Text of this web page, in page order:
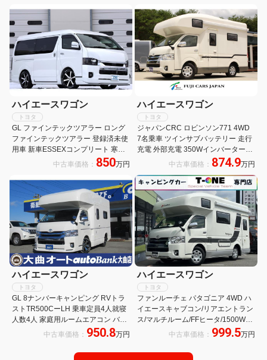
リーン・マルチルーム・フルセグナ
ビ・デジタルミラー
ETC 常時モニター サイドオーニング
地デジチューナー
ハイエースワゴン
トヨタ
GL ファインテックツアラー ロング
ファインテックツアラー 登録済未使
用車 新車ESSEXコンプリート 寒冷
地仕様 パノラミックビュー 両側パワ
スラ パワーバックドア 運助イージー
クローズ ESSEXエアロ 玄武ローダ
ウン
中古車価格： 850万円
ハイエースワゴン
トヨタ
ジャパンCRC ロビンソン771 4WD
7名乗車 ツインサブバッテリー 走行
充電 外部充電 350Wインバーター
FFヒーター 冷蔵庫 TV マックスファ
ン サイドオーニング メモリーナビ
バックカメラ キャンピングカー
中古車価格： 874.9万円
ハイエースワゴン
トヨタ
GL 8ナンバーキャンピング RVトラ
ストTR500CーLH 乗車定員4人就寝
人数4人 家庭用ルームエアコン バン
クベッド ソファー ベッド テーブル
中古車価格： 950.8万円
ハイエースワゴン
トヨタ
ファンルーチェ パタゴニア 4WD ハ
イエースキャブコン/リアエントラン
ス/マルチルーム/FFヒータ/1500Wイ
ンバータ/ツインサブBT/MAXFAN/サ
ショックアブソーバー・スタビライ
中古車価格： 999.5万円